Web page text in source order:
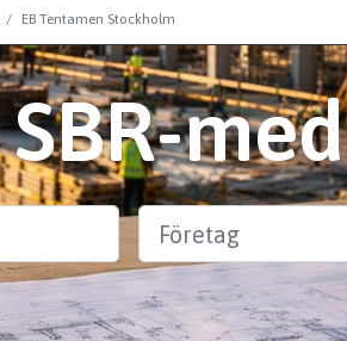
EB Tentamen Stockholm
Företag